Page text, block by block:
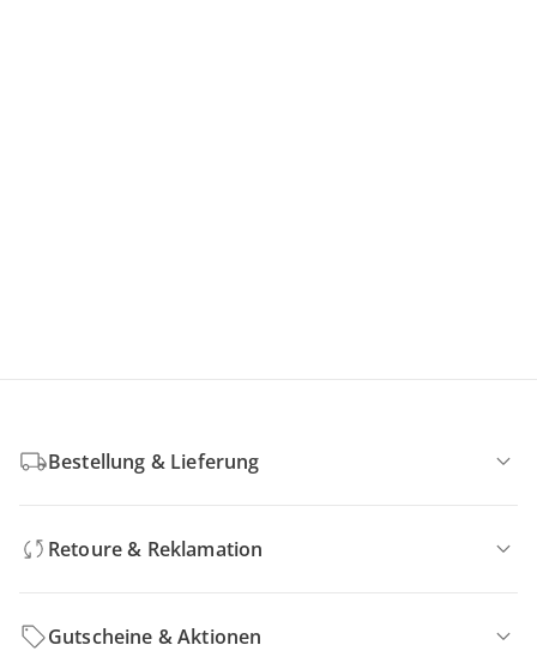
Bestellung & Lieferung
Retoure & Reklamation
Gutscheine & Aktionen